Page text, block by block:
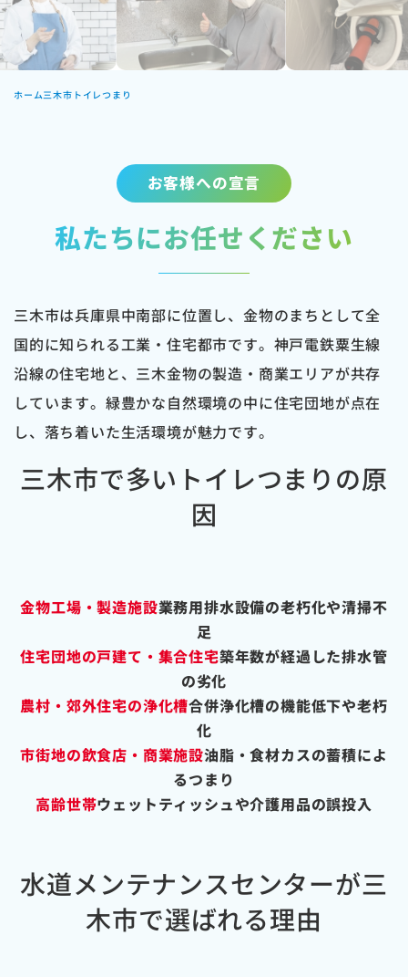
ホーム三木市トイレつまり
お客様への宣言
私たちにお任せください
三木市は兵庫県中南部に位置し、金物のまちとして全
国的に知られる工業・住宅都市です。神戸電鉄粟生線
沿線の住宅地と、三木金物の製造・商業エリアが共存
しています。緑豊かな自然環境の中に住宅団地が点在
し、落ち着いた生活環境が魅力です。
三木市で多いトイレつまりの原
因
金物工場・製造施設業務用排水設備の老朽化や清掃不
足
住宅団地の戸建て・集合住宅築年数が経過した排水管
の劣化
農村・郊外住宅の浄化槽合併浄化槽の機能低下や老朽
化
市街地の飲食店・商業施設油脂・食材カスの蓄積によ
るつまり
高齢世帯ウェットティッシュや介護用品の誤投入
水道メンテナンスセンターが三
木市で選ばれる理由